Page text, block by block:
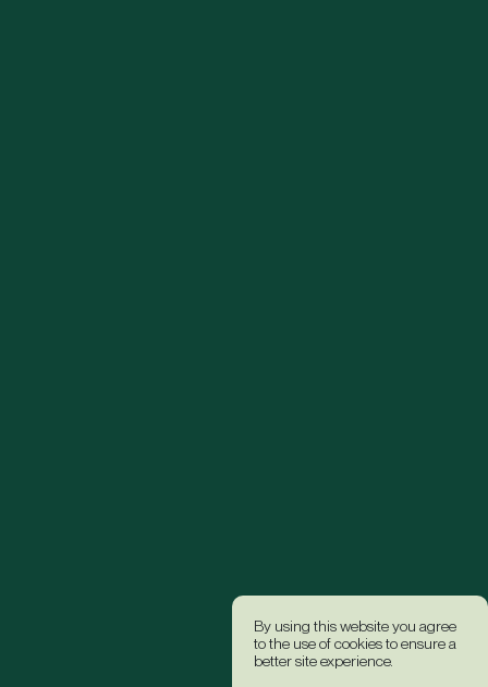
By using this website you agree
to the use of cookies to ensure a
better site experience.